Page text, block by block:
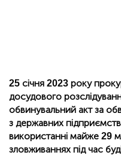
25 січня 2023 року
досудового
обвинувальний акт за
з державних
використанні майже 29
зловживаннях під час